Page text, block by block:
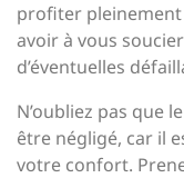
profiter pleinement
avoir à vous
d’éventuelles
N’oubliez pas que
être négligé, car il
votre confort.